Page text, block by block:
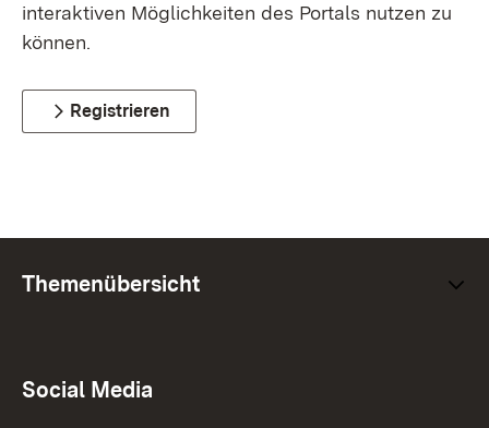
interaktiven Möglichkeiten des Portals nutzen zu
können.
Registrieren
Themenübersicht
Social Media